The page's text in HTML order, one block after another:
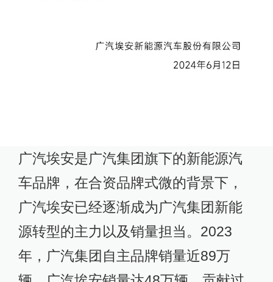
广汽埃安是广汽集团旗下的新能源汽
车品牌，在合资品牌式微的背景下，
广汽埃安已经逐渐成为广汽集团新能
源转型的主力以及销量担当。2023
年，广汽集团自主品牌销量近89万